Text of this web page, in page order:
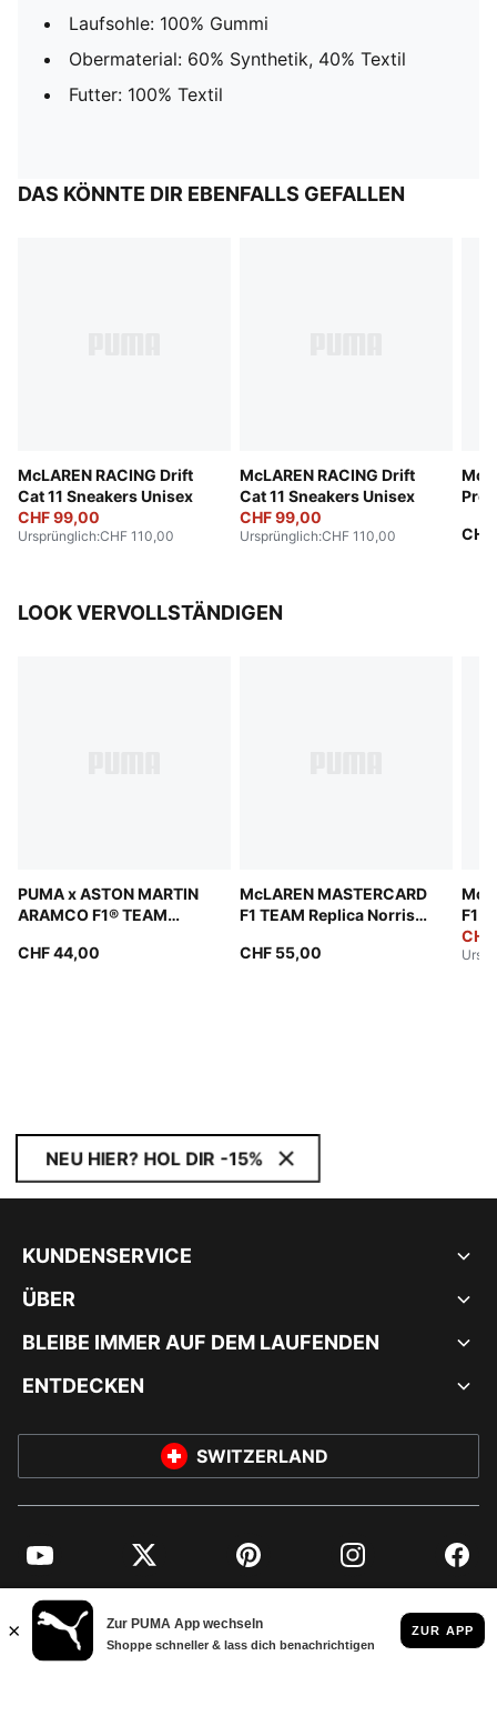
Laufsohle: 100% Gummi
Obermaterial: 60% Synthetik, 40% Textil
Futter: 100% Textil
DAS KÖNNTE DIR EBENFALLS GEFALLEN
McLAREN RACING Drift
Cat 11 Sneakers Unisex
CHF 99,00
Ursprünglich:CHF 110,00
McLAREN RACING Drift
Cat 11 Sneakers Unisex
CHF 99,00
Ursprünglich:CHF 110,00
Pro
LOOK VERVOLLSTÄNDIGEN
PUMA x ASTON MARTIN
ARAMCO F1® TEAM
CHF 44,00
McLAREN MASTERCARD
F1 TEAM Replica Norris
CHF 55,00
F1
Cap
NEU HIER? HOL DIR -15%
KUNDENSERVICE
ÜBER
BLEIBE IMMER AUF DEM LAUFENDEN
ENTDECKEN
SWITZERLAND
YouTube Twitter Pinterest Instagram
© PUMA EUROPE GMBH, 2026. ALLE RECHTE VORBEHALTEN
IMPRESSUM UND RECHTLICHE HINWEISE